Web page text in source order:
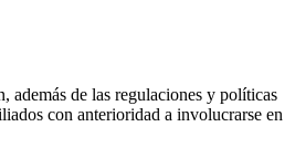
además de las regulaciones y políticas
con anterioridad a involucrarse en